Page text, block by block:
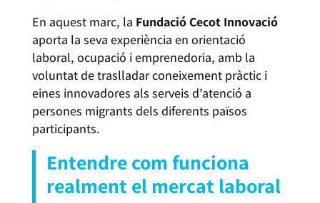
En aquest marc, la Fundació Cecot Innovació
aporta la seva experiència en orientació
laboral, ocupació i emprenedoria, amb la
voluntat de traslladar coneixement pràctic i
eines innovadores als serveis d’atenció a
persones migrants dels diferents països
participants.
Entendre com funciona
realment el mercat laboral